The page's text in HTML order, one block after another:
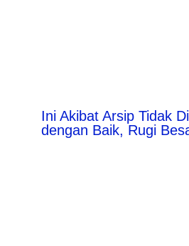
Ini Akibat Arsip Tidak
dengan Baik, Rugi